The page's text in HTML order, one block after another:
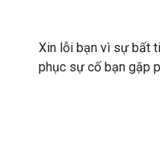
Xin lỗi bạn vì sự bất
phục sự cố bạn gặp